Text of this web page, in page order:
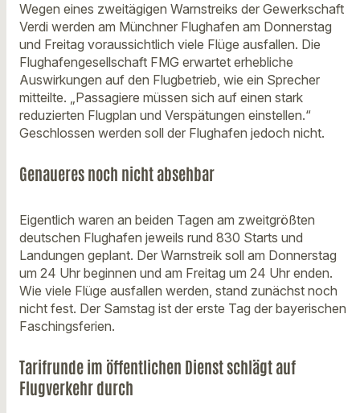
Wegen eines zweitägigen Warnstreiks der Gewerkschaft
Verdi werden am Münchner Flughafen am Donnerstag
und Freitag voraussichtlich viele Flüge ausfallen. Die
Flughafengesellschaft FMG erwartet erhebliche
Auswirkungen auf den Flugbetrieb, wie ein Sprecher
mitteilte. „Passagiere müssen sich auf einen stark
reduzierten Flugplan und Verspätungen einstellen.“
Geschlossen werden soll der Flughafen jedoch nicht.
Genaueres noch nicht absehbar
Eigentlich waren an beiden Tagen am zweitgrößten
deutschen Flughafen jeweils rund 830 Starts und
Landungen geplant. Der Warnstreik soll am Donnerstag
um 24 Uhr beginnen und am Freitag um 24 Uhr enden.
Wie viele Flüge ausfallen werden, stand zunächst noch
nicht fest. Der Samstag ist der erste Tag der bayerischen
Faschingsferien.
Tarifrunde im öffentlichen Dienst schlägt auf
Flugverkehr durch